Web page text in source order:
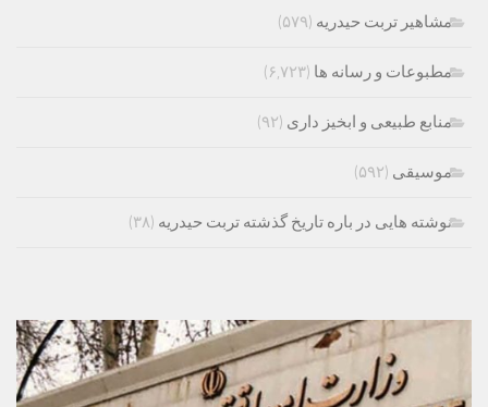
مشاهیر تربت حیدریه (۵۷۹)
مطبوعات و رسانه ها (۶,۷۲۳)
منابع طبیعی و ابخیز داری (۹۲)
موسیقی (۵۹۲)
نوشته هایی در باره تاریخ گذشته تربت حیدریه (۳۸)